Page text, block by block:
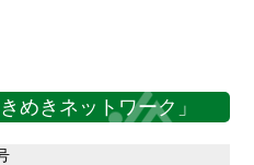
めきネットワーク」